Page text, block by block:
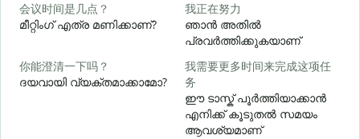
会议时间是几点？
മീറ്റിംഗ് എത്ര മണിക്കാണ്?
我正在努力
ഞാൻ അതിൽ
പ്രവർത്തിക്കുകയാണ്
你能澄清一下吗？
ദയവായി വ്യക്തമാക്കാമോ?
我需要更多时间来完成这项任
务
ഈ ടാസ്ക് പൂർത്തിയാക്കാൻ
എനിക്ക് കൂടുതൽ സമയം
ആവശ്യമാണ്